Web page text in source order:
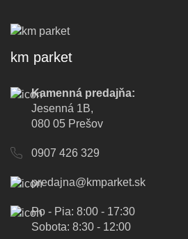
km parket
Kamenná predajňa:
Jesenná 1B,
080 05 Prešov
0907 426 329
predajna@kmparket.sk
Po - Pia: 8:00 - 17:30
Sobota: 8:30 - 12:00